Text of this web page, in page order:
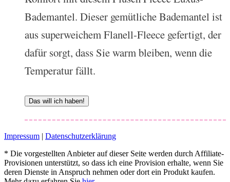
Bademantel. Dieser gemütliche Bademantel ist
aus superweichem Flanell-Fleece gefertigt, der
dafür sorgt, dass Sie warm bleiben, wenn die
Temperatur fällt.
Das will ich haben!
Impressum | Datenschutzerklärung
* Die vorgestellten Anbieter auf dieser Seite werden durch Affiliate-
Provisionen unterstützt, so dass ich eine Provision erhalte, wenn Sie
deren Dienste in Anspruch nehmen oder dort ein Produkt kaufen.